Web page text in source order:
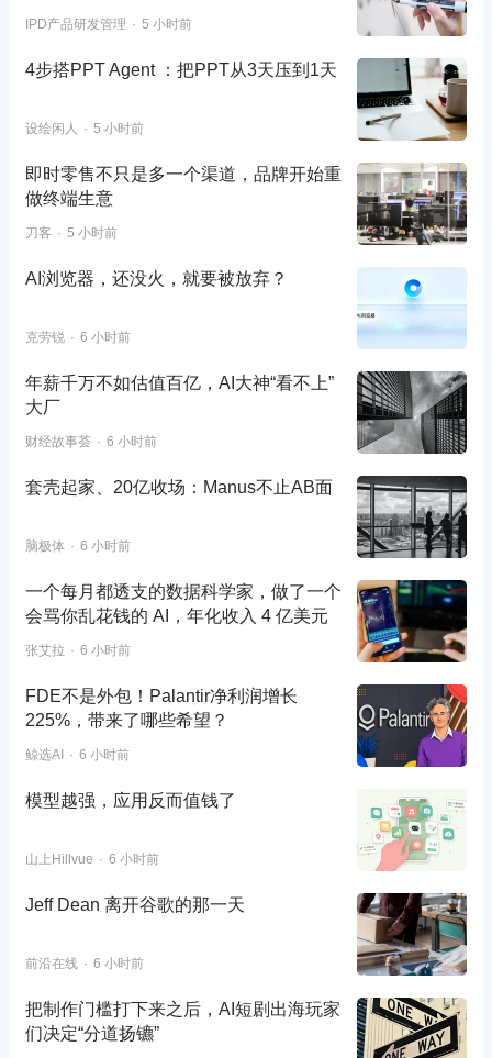
IPD产品研发管理 5 小时前
4步搭PPT Agent ：把PPT从3天压到1天
设绘闲人 5 小时前
即时零售不只是多一个渠道，品牌开始重
做终端生意
刀客 5 小时前
AI浏览器，还没火，就要被放弃？
克劳锐 6 小时前
年薪千万不如估值百亿，AI大神“看不上”
大厂
财经故事荟 6 小时前
套壳起家、20亿收场：Manus不止AB面
脑极体 6 小时前
一个每月都透支的数据科学家，做了一个
会骂你乱花钱的 AI，年化收入 4 亿美元
张艾拉 6 小时前
FDE不是外包！Palantir净利润增长
225%，带来了哪些希望？
鲸选AI 6 小时前
模型越强，应用反而值钱了
山上Hillvue 6 小时前
Jeff Dean 离开谷歌的那一天
前沿在线 6 小时前
把制作门槛打下来之后，AI短剧出海玩家
们决定“分道扬镳”